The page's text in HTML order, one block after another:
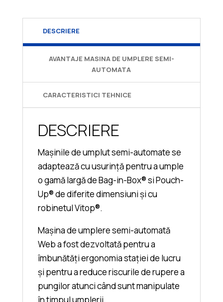
DESCRIERE
AVANTAJE MASINA DE UMPLERE SEMI-
AUTOMATA
CARACTERISTICI TEHNICE
DESCRIERE
Mașinile de umplut semi-automate se
adaptează cu usurință pentru a umple
o gamă largă de Bag-in-Box® si Pouch-
Up® de diferite dimensiuni și cu
robinetul Vitop®.
Mașina de umplere semi-automată
Web a fost dezvoltată pentru a
îmbunătăți ergonomia stației de lucru
și pentru a reduce riscurile de rupere a
pungilor atunci când sunt manipulate